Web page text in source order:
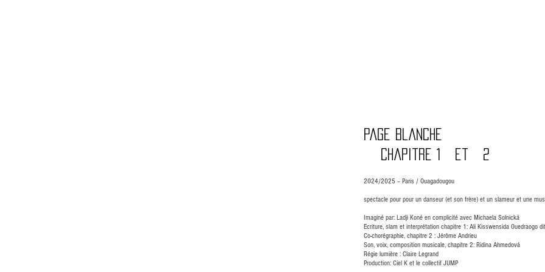
page blanche
chapitre 1 et 2
2024/2025 – Paris / Ouagadougou
spectacle pour pour un danseur (et son frère) et un slameur et une
Imaginé par: Ladji Koné en complicité avec Michaela Solnická
Ecriture, slam et interprétation chapitre 1: Ali Kisswensida Ouedraogo
Co-chorégraphie, chapitre 2 : Jérôme Andrieu
Son, voix, composition musicale, chapitre 2: Ridina Ahmedová
Régie lumière : Claire Legrand
Production: Ciel K et le collectif JUMP